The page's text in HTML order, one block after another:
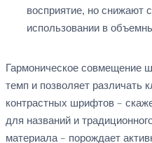
восприятие, но снижают
использовании в
Гармоническое совмещение
темп и позволяет различать
контрастных шрифтов –
для названий и
материала – порождает